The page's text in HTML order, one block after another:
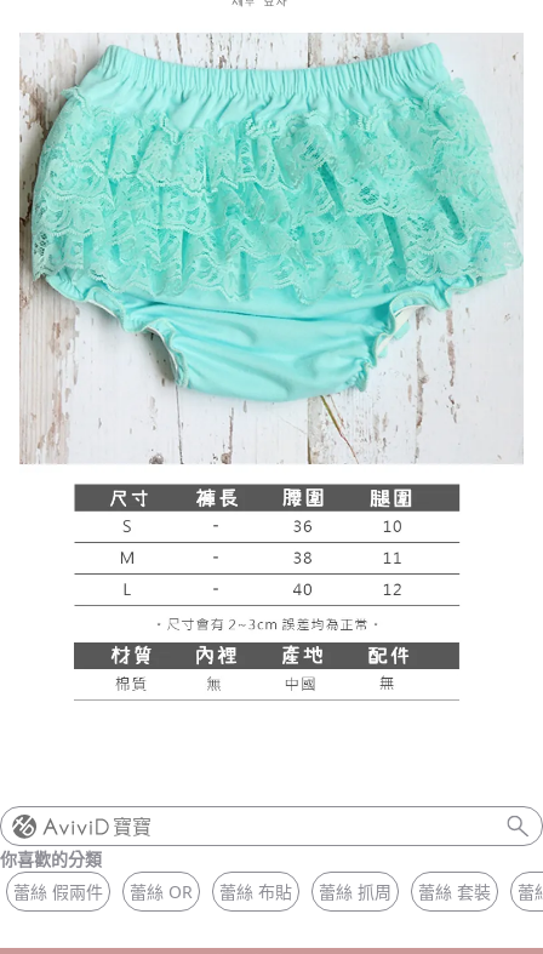
寶寶
你喜歡的分類
蕾絲 假兩件
蕾絲 OR 蕾絲 布貼 蕾絲 抓周 蕾絲 套裝 蕾